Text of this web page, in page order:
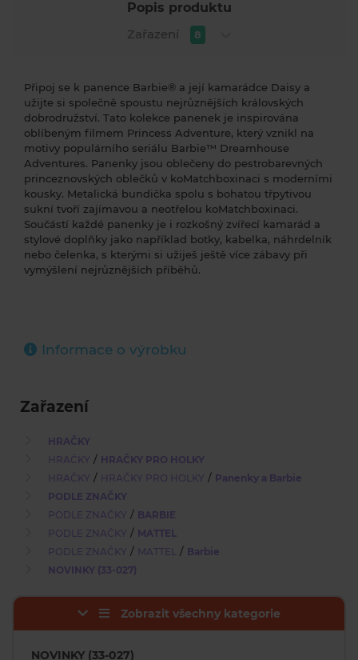
Popis produktu
Zařazení
8
Připoj se k panence Barbie® a její kamarádce Daisy a
užijte si společně spoustu nejrůznějších královských
dobrodružství. Tato kolekce panenek je inspirována
oblíbeným filmem Princess Adventure, který vznikl na
motivy populárního seriálu Barbie™ Dreamhouse
Adventures. Panenky jsou oblečeny do pestrobarevných
princeznovských oblečků v koMatchboxinaci s moderními
kousky. Metalická bundička spolu s bohatou třpytivou
sukní tvoří zajímavou a neotřelou koMatchboxinaci.
Součástí každé panenky je i rozkošný zvířecí kamarád a
stylové doplňky jako například botky, kabelka, náhrdelník
nebo čelenka, s kterými si užiješ ještě více zábavy při
vymýšlení nejrůznějších příběhů.
Informace o výrobku
Zařazení
HRAČKY
HRAČKY / HRAČKY PRO HOLKY
HRAČKY / HRAČKY PRO HOLKY / Panenky a Barbie
PODLE ZNAČKY
PODLE ZNAČKY / BARBIE
PODLE ZNAČKY / MATTEL
PODLE ZNAČKY / MATTEL / Barbie
NOVINKY (33-027)
Zobrazit všechny kategorie
NOVINKY (33-027)